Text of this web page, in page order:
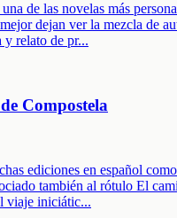
de las novelas más
dejan ver la mezcla de
y relato de pr...
Compostela
ediciones en español
también al rótulo El
viaje iniciátic...